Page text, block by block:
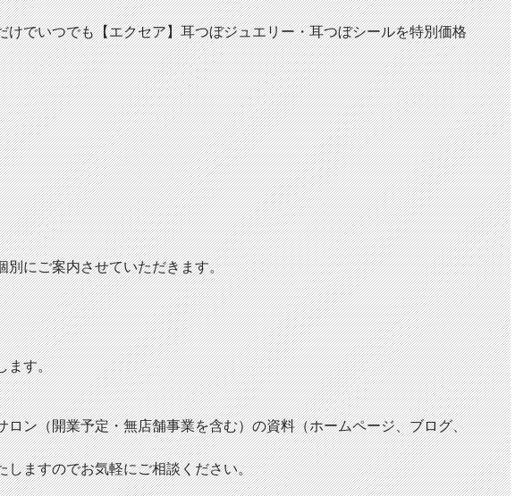
でいつでも【エクセア】耳つぼジュエリー・耳つぼシールを特別価格
別にご案内させていただきます。
ます。
ン（開業予定・無店舗事業を含む）の資料（ホームページ、ブログ、
しますのでお気軽にご相談ください。